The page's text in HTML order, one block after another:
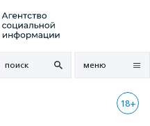
поиск меню
18+